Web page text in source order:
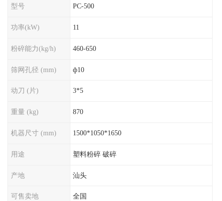
型号 PC-500
功率(kW) 11
粉碎能力(kg/h) 460-650
筛网孔径 (mm) ф10
动刀 (片) 3*5
重量 (kg) 870
机器尺寸 (mm) 1500*1050*1650
用途 塑料粉碎 破碎
产地 汕头
可售卖地 全国